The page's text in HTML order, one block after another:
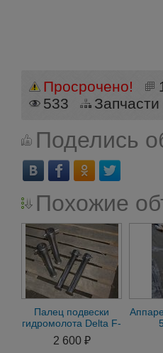
Просрочено!
533
Поделись
Похожие
Палец подвески
гидромолота Delta F-
5 F-6 на JCB 3CX
2 600 ₽